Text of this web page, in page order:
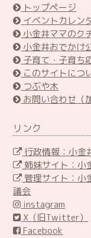
トップページ
イベントカレン
小金井ママのク
小金井おでかけ
子育て・子育ち
このサイトにつ
つぶや木
お問い合わせ（
リンク
行政情報：小金
姉妹サイト：小
管理サイト：小
議会
instagram
X（旧Twitter）
Facebook